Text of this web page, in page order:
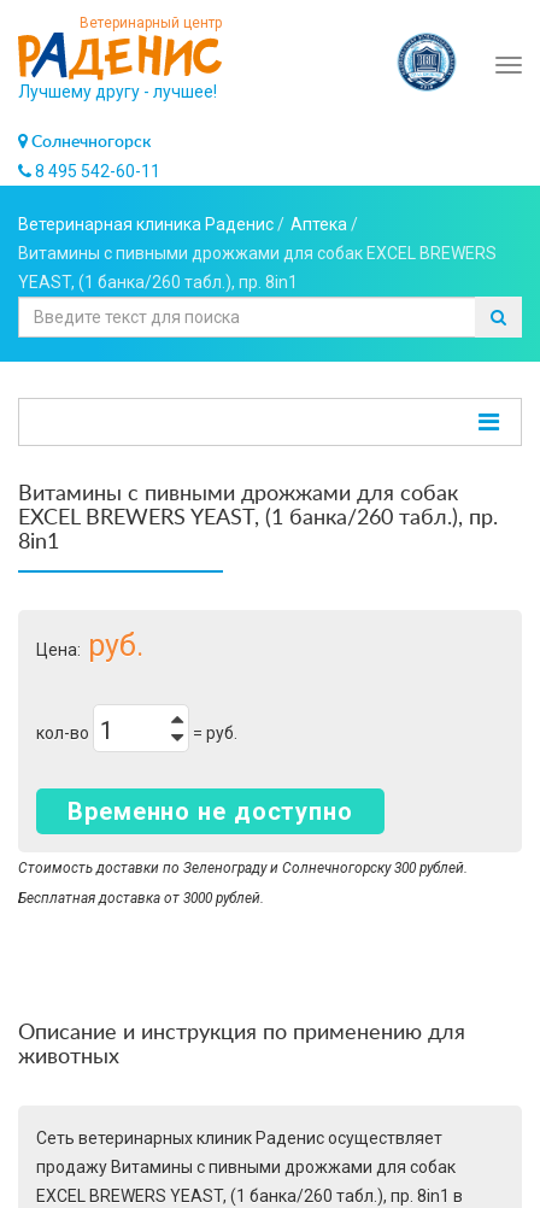
Ветеринарный центр
Лучшему другу - лучшее!
Солнечногорск
8 495 542-60-11
Ветеринарная клиника Раденис/ Аптека/
Витамины с пивными дрожжами для собак EXCEL BREWERS
YEAST, (1 банка/260 табл.), пр. 8in1
Витамины с пивными дрожжами для собак
EXCEL BREWERS YEAST, (1 банка/260 табл.), пр.
8in1
Цена: руб.
кол-во = руб.
Временно не доступно
Стоимость доставки по Зеленограду и Солнечногорску 300 рублей.
Бесплатная доставка от 3000 рублей.
Описание и инструкция по применению для
животных
Сеть ветеринарных клиник Раденис осуществляет
продажу Витамины с пивными дрожжами для собак
EXCEL BREWERS YEAST, (1 банка/260 табл.), пр. 8in1 в